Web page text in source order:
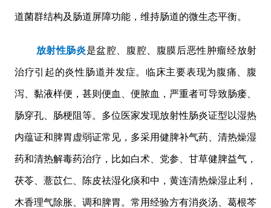
道菌群结构及肠道屏障功能，维持肠道的微生态平衡。
放射性肠炎是盆腔、腹腔、腹膜后恶性肿瘤经放射
治疗引起的炎性肠道并发症。临床主要表现为腹痛、腹
泻、黏液样便，甚则便血、便脓血，严重者可导致肠瘘、
肠穿孔、肠梗阻等。多位医家发现放射性肠炎证型以湿热
内蕴证和脾胃虚弱证常见，多采用健脾补气药、清热燥湿
药和清热解毒药治疗，比如白术、党参、甘草健脾益气，
茯苓、薏苡仁、陈皮祛湿化痰和中，黄连清热燥湿止利，
木香理气除胀、调和脾胃。常用经验方有消炎汤、葛根芩